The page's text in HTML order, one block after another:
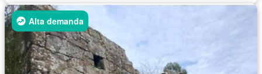
Alta demanda